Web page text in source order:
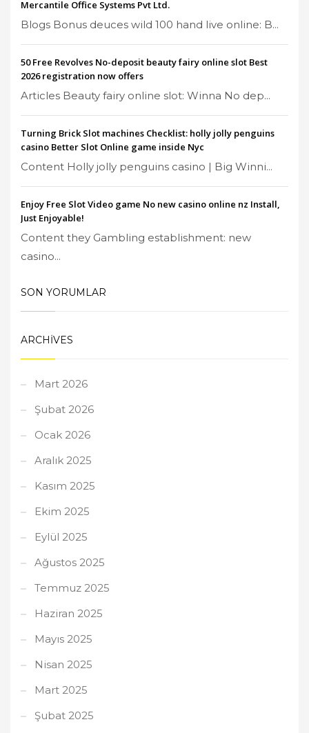
Mercantile Office Systems Pvt Ltd.
Blogs Bonus deuces wild 100 hand live online: B...
50 Free Revolves No-deposit beauty fairy online slot Best
2026 registration now offers
Articles Beauty fairy online slot: Winna No dep...
Turning Brick Slot machines Checklist: holly jolly penguins
casino Better Slot Online game inside Nyc
Content Holly jolly penguins casino | Big Winni...
Enjoy Free Slot Video game No new casino online nz Install,
Just Enjoyable!
Content they Gambling establishment: new
casino...
SON YORUMLAR
ARCHIVES
Mart 2026
Şubat 2026
Ocak 2026
Aralık 2025
Kasım 2025
Ekim 2025
Eylül 2025
Ağustos 2025
Temmuz 2025
Haziran 2025
Mayıs 2025
Nisan 2025
Mart 2025
Şubat 2025